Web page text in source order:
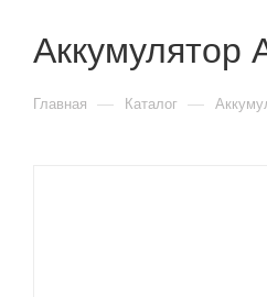
Аккумулятор
Главная — Каталог —